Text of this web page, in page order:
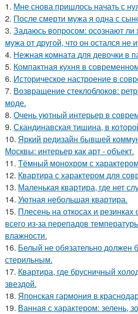
1. Мне снова пришлось начать с
2. После смерти мужа я одна с
3. Задаюсь вопросом: осознают
мужа от другой, что он остался не
4. Нежная комната для девочки в
5. Компактная кухня в
6. Историческое настроение в
7. Возвращение стеклоблоков:
моде.
8. Очень уютный интерьер в
9. Скандинавская тишина, в
10. Яркий редизайн бывшей
Москвы: интерьер как арт - объект.
11. Тёмный монохром с
12. Квартира с характером для
13. Маленькая квартира, где нет
14. Уютная небольшая квартира.
15. Плесень на откосах и
всего из-за перепадов
влажности.
16. Белый не обязательно должен
стерильным.
17. Квартира, где брусничный
звездой.
18. Японская гармония в
19. Ванная с характером: зелень,